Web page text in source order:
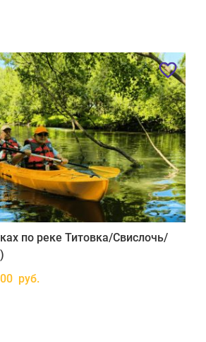
по реке Титовка/Свислочь/
руб.